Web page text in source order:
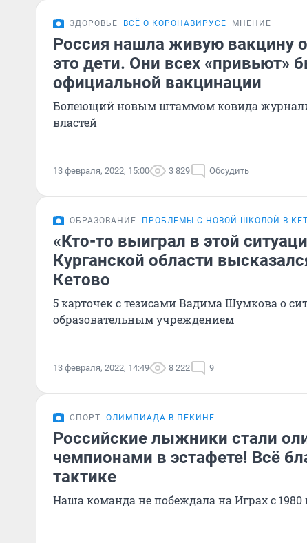
ЗДОРОВЬЕ ВСЁ О КОРОНАВИРУСЕ МНЕНИЕ
Россия нашла живую вакцину
это дети. Они всех «привьют»
официальной вакцинации
Болеющий новым штаммом ковида
властей
13 февраля, 2022, 15:00 3 829 Обсудить
ОБРАЗОВАНИЕ ПРОБЛЕМЫ С НОВОЙ ШКОЛОЙ В
«Кто-то выиграл в этой
Курганской области
Кетово
5 карточек с тезисами Вадима Шумкова о
образовательным учреждением
13 февраля, 2022, 14:49 8 222 9
СПОРТ ОЛИМПИАДА В ПЕКИНЕ
Российские лыжники стали
чемпионами в эстафете! Всё
тактике
Наша команда не побеждала на Играх с 1980